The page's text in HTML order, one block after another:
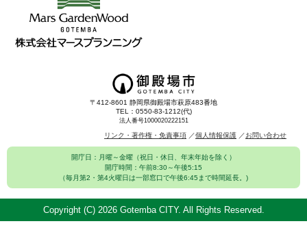
〒412-8601 静岡県御殿場市萩原483番地
TEL：0550-83-1212(代)
法人番号1000020222151
リンク・著作権・免責事項 個人情報保護 お問い合わせ
開庁日：月曜～金曜（祝日・休日、年末年始を除く）
開庁時間：午前8:30～午後5:15
（毎月第2・第4火曜日は一部窓口で午後6:45まで時間延長。)
Copyright (C) 2026 Gotemba CITY. All Rights Reserved.